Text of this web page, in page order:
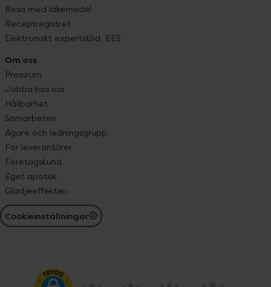
Resa med läkemedel
Receptregistret
Elektroniskt expertstöd, EES
Om oss
Pressrum
Jobba hos oss
Hållbarhet
Samarbeten
Ägare och ledningsgrupp
För leverantörer
Företagskund
Eget apotek
Glädjeeffekten
Cookieinställningar